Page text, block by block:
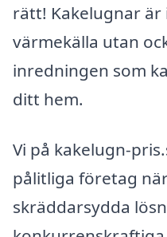
rätt! Kakelugnar är
värmekälla utan
inredningen som
ditt hem.
Vi på kakelugn-
pålitliga företag
skräddarsydda